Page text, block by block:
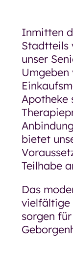
Ehrenamt
Inmitten
Stadtteils
unser
Umgeben
Apotheke
bietet
Teilhabe
Das
vielfältige
sorgen